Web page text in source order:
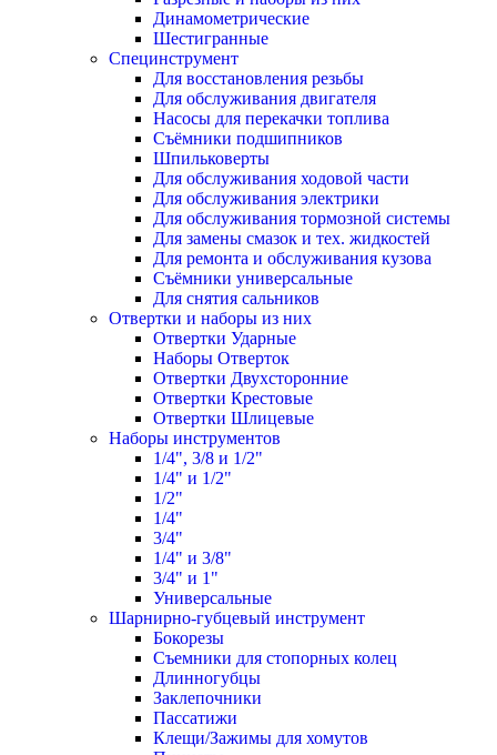
Динамометрические
Шестигранные
Специнструмент
Для восстановления резьбы
Для обслуживания двигателя
Насосы для перекачки топлива
Съёмники подшипников
Шпильковерты
Для обслуживания ходовой части
Для обслуживания электрики
Для обслуживания тормозной системы
Для замены смазок и тех. жидкостей
Для ремонта и обслуживания кузова
Съёмники универсальные
Для снятия сальников
Отвертки и наборы из них
Отвертки Ударные
Наборы Отверток
Отвертки Двухсторонние
Отвертки Крестовые
Отвертки Шлицевые
Наборы инструментов
1/4", 3/8 и 1/2"
1/4" и 1/2"
1/2"
1/4"
3/4"
1/4" и 3/8"
3/4" и 1"
Универсальные
Шарнирно-губцевый инструмент
Бокорезы
Съемники для стопорных колец
Длинногубцы
Заклепочники
Пассатижи
Клещи/Зажимы для хомутов